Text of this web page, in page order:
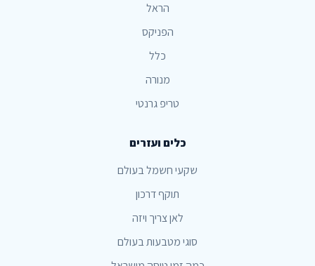
הראל
הפניקס
כלל
מנורה
טריפ גרנטי
כלים ועזרים
שקעי חשמל בעולם
תוקף דרכון
לאן צריך ויזה
סוגי מטבעות בעולם